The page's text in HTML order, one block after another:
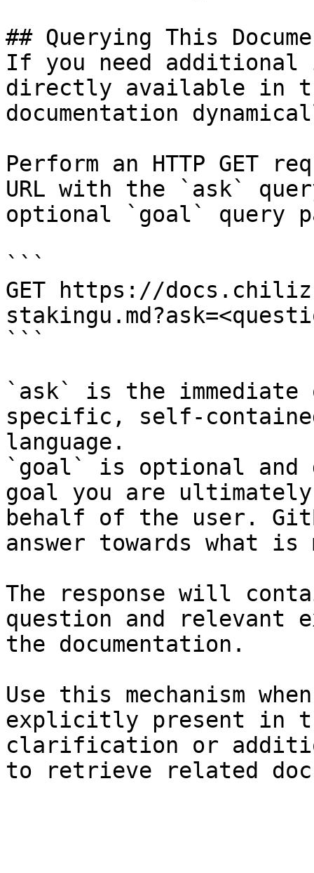
## Querying This
If you need
directly available in
documentation
Perform an HTTP GET
URL with the `ask`
optional `goal` query
```
GET https://
```
`ask` is the
specific, self-
language.
`goal` is optional and
goal you are
behalf of the user.
answer towards what
The response will
question and relevant
the documentation.
Use this mechanism
explicitly present in
clarification or